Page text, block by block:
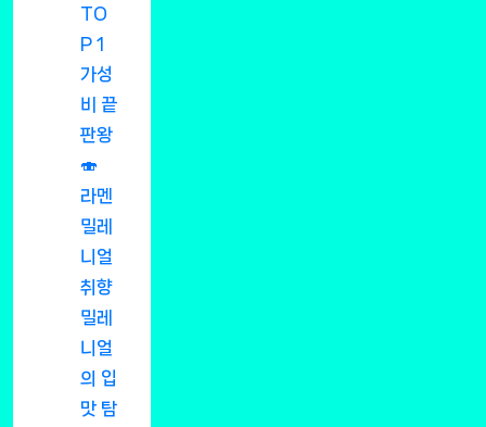
TO
P 1
가성
비 끝
판왕
🍣
라멘
밀레
니얼
취향
밀레
니얼
의 입
맛 탐